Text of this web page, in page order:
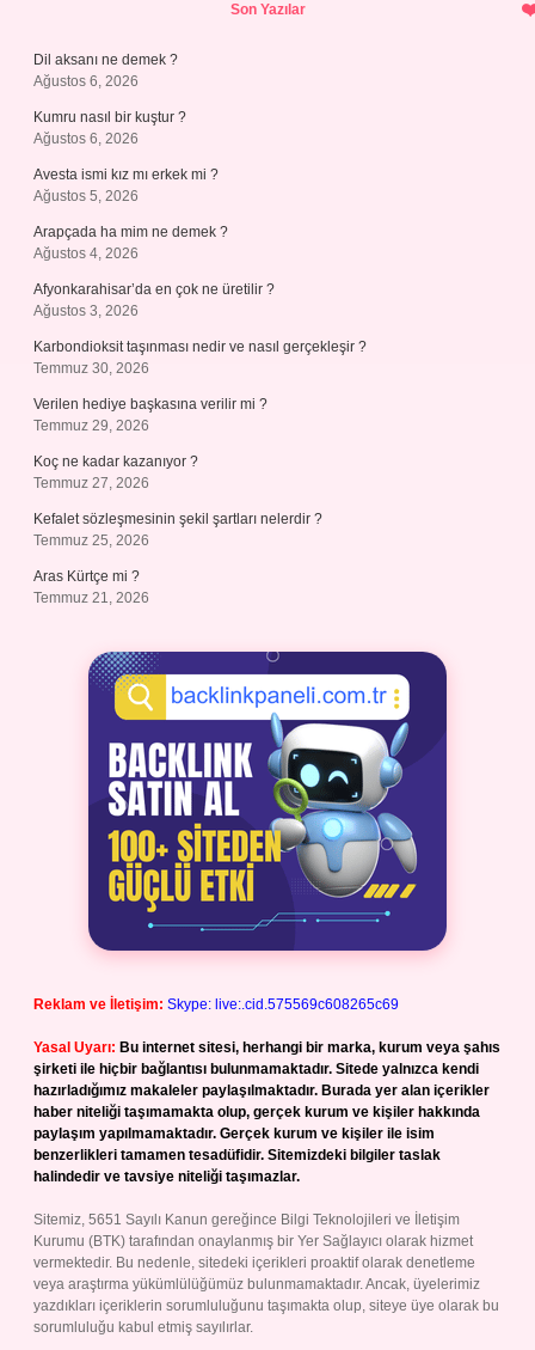
Son Yazılar
Dil aksanı ne demek ?
Ağustos 6, 2026
Kumru nasıl bir kuştur ?
Ağustos 6, 2026
Avesta ismi kız mı erkek mi ?
Ağustos 5, 2026
Arapçada ha mim ne demek ?
Ağustos 4, 2026
Afyonkarahisar’da en çok ne üretilir ?
Ağustos 3, 2026
Karbondioksit taşınması nedir ve nasıl gerçekleşir ?
Temmuz 30, 2026
Verilen hediye başkasına verilir mi ?
Temmuz 29, 2026
Koç ne kadar kazanıyor ?
Temmuz 27, 2026
Kefalet sözleşmesinin şekil şartları nelerdir ?
Temmuz 25, 2026
Aras Kürtçe mi ?
Temmuz 21, 2026
Reklam ve İletişim: Skype: live:.cid.575569c608265c69
Yasal Uyarı: Bu internet sitesi, herhangi bir marka, kurum veya şahıs
şirketi ile hiçbir bağlantısı bulunmamaktadır. Sitede yalnızca kendi
hazırladığımız makaleler paylaşılmaktadır. Burada yer alan içerikler
haber niteliği taşımamakta olup, gerçek kurum ve kişiler hakkında
paylaşım yapılmamaktadır. Gerçek kurum ve kişiler ile isim
benzerlikleri tamamen tesadüfidir. Sitemizdeki bilgiler taslak
halindedir ve tavsiye niteliği taşımazlar.
Sitemiz, 5651 Sayılı Kanun gereğince Bilgi Teknolojileri ve İletişim
Kurumu (BTK) tarafından onaylanmış bir Yer Sağlayıcı olarak hizmet
vermektedir. Bu nedenle, sitedeki içerikleri proaktif olarak denetleme
veya araştırma yükümlülüğümüz bulunmamaktadır. Ancak, üyelerimiz
yazdıkları içeriklerin sorumluluğunu taşımakta olup, siteye üye olarak bu
sorumluluğu kabul etmiş sayılırlar.